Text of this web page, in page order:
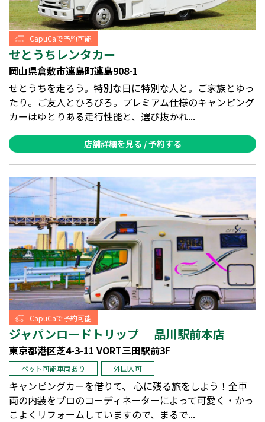
CapuCaで予約可能
せとうちレンタカー
岡山県倉敷市連島町連島908-1
せとうちを走ろう。特別な日に特別な人と。ご家族とゆっ
たり。ご友人とひろびろ。プレミアム仕様のキャンピング
カーはゆとりある走行性能と、選び抜かれ...
店舗詳細を見る / 予約する
CapuCaで予約可能
ジャパンロードトリップ 品川駅前本店
東京都港区芝4-3-11 VORT三田駅前3F
ペット可能車両あり 外国人可
キャンピングカーを借りて、 心に残る旅をしよう！全車
両の内装をプロのコーディネーターによって可愛く・かっ
こよくリフォームしていますので、まるで...